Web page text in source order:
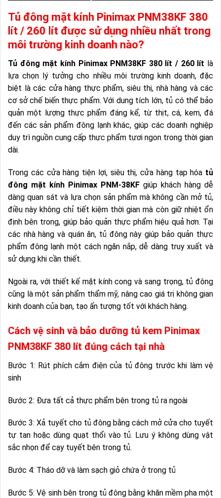
Tủ đông mặt kính Pinimax PNM38KF 380
lít / 260 lít được sử dụng nhiều nhất trong
môi trường kinh doanh nào?
Tủ đông mặt kính Pinimax PNM38KF 380 lít / 260 lít là
lựa chọn lý tưởng cho nhiều môi trường kinh doanh, đặc
biệt là các cửa hàng thực phẩm, siêu thị, nhà hàng và các
cơ sở chế biến thực phẩm. Với dung tích lớn, tủ có thể bảo
quản một lượng thực phẩm đáng kể, từ thịt, cá, kem, đá
đến các sản phẩm đông lạnh khác, giúp các doanh nghiệp
duy trì nguồn cung cấp thực phẩm tươi ngon trong thời gian
dài.
Trong các cửa hàng tiện lợi, siêu thị, cửa hàng tạp hóa tủ
đông mặt kính Pinimax PNM-38KF giúp khách hàng dễ
dàng quan sát và lựa chọn sản phẩm mà không cần mở tủ,
điều này không chỉ tiết kiệm thời gian mà còn giữ nhiệt ổn
định bên trong, giúp bảo quản thực phẩm hiệu quả hơn. Tại
các nhà hàng và quán ăn, tủ đông này giúp bảo quản thực
phẩm đông lạnh một cách ngăn nắp, dễ dàng truy xuất và
sử dụng khi cần thiết.
Ngoài ra, với thiết kế mặt kính cong và sang trọng, tủ đông
cũng là một sản phẩm thẩm mỹ, nâng cao giá trị không gian
kinh doanh của bạn, tạo ấn tượng tốt với khách hàng.
Cách vệ sinh và bảo dưỡng tủ kem Pinimax
PNM38KF 380 lít đúng cách tại nhà
Bước 1: Rút phích cắm điện của tủ đông trước khi làm vệ
sinh
Bước 2: Đưa tất cả thực phẩm bên trong tủ ra ngoài
Bước 3: Xả tuyết cho tủ đông bằng cách mở cửa cho tuyết
tự tan hoặc dùng quạt thổi vào tủ. Lưu ý không dùng vật
sắc nhọn để cạy tuyết bên trong tủ.
Bước 4: Tháo dỡ và làm sạch giỏ chứa ở trong tủ
Bước 5: Vệ sinh bên trong tủ đông bằng khăn mềm pha một